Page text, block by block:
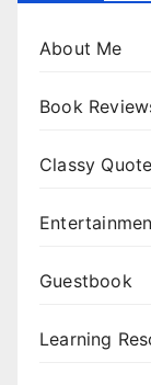
About Me
Book
Classy
Guestbook
Learning